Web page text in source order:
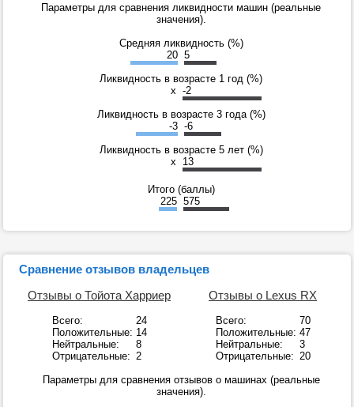
Параметры для сравнения ликвидности машин (реальные
значения).
Средняя ликвидность (%)
20 5
Ликвидность в возрасте 1 год (%)
x -2
Ликвидность в возрасте 3 года (%)
-3 -6
Ликвидность в возрасте 5 лет (%)
x
13
Итого (баллы)
225 575
Сравнение отзывов владельцев
Отзывы о Тойота Харриер
Всего:
24
Положительные: 14
Нейтральные:
8
Отрицательные: 2
Отзывы о Lexus RX
Всего:
70
Положительные: 47
Нейтральные:
3
Отрицательные: 20
Параметры для сравнения отзывов о машинах (реальные
значения).